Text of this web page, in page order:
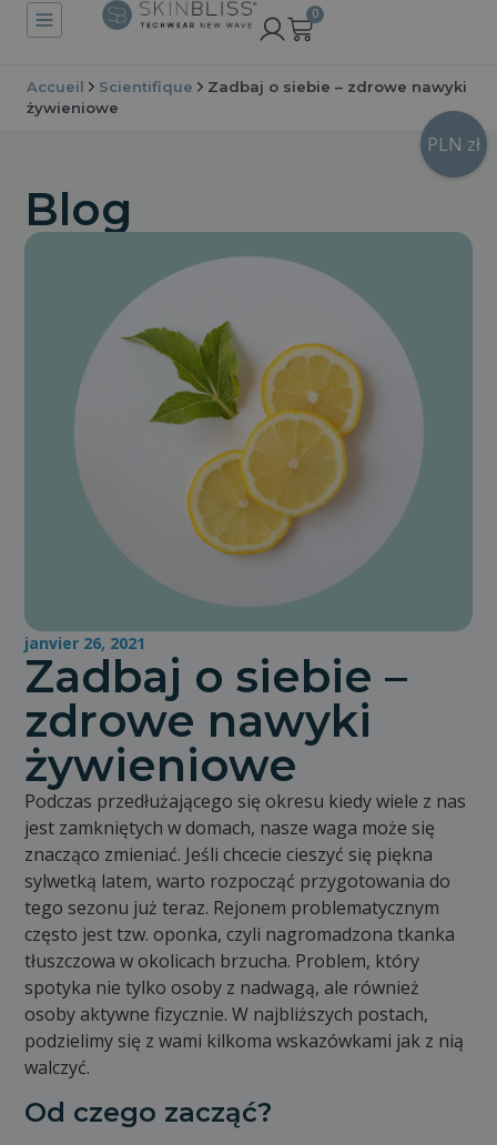
0
Accueil Scientifique
Zadbaj o siebie – zdrowe nawyki
żywieniowe
Blog
janvier 26, 2021
Zadbaj o siebie –
zdrowe nawyki
żywieniowe
Podczas przedłużającego się okresu kiedy wiele z nas
jest zamkniętych w domach, nasze waga może się
znacząco zmieniać. Jeśli chcecie cieszyć się piękna
sylwetką latem, warto rozpocząć przygotowania do
tego sezonu już teraz. Rejonem problematycznym
często jest tzw. oponka, czyli nagromadzona tkanka
tłuszczowa w okolicach brzucha. Problem, który
spotyka nie tylko osoby z nadwagą, ale również
osoby aktywne fizycznie. W najbliższych postach,
podzielimy się z wami kilkoma wskazówkami jak z nią
walczyć.
Od czego zacząć?
PLN zł